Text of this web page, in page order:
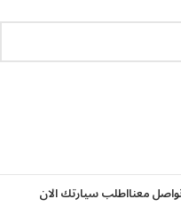
معنااطلب سيارتك الان